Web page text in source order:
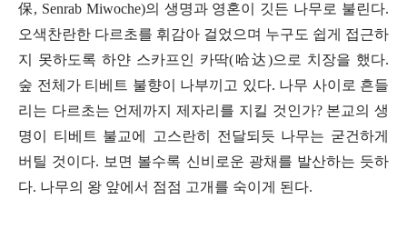
保, Senrab Miwoche)의 생명과 영혼이 깃든 나무로 불린다.
오색찬란한 다르초를 휘감아 걸었으며 누구도 쉽게 접근하
지 못하도록 하얀 스카프인 카딱(哈达)으로 치장을 했다.
숲 전체가 티베트 불향이 나부끼고 있다. 나무 사이로 흔들
리는 다르초는 언제까지 제자리를 지킬 것인가? 본교의 생
명이 티베트 불교에 고스란히 전달되듯 나무는 굳건하게
버틸 것이다. 보면 볼수록 신비로운 광채를 발산하는 듯하
다. 나무의 왕 앞에서 점점 고개를 숙이게 된다.